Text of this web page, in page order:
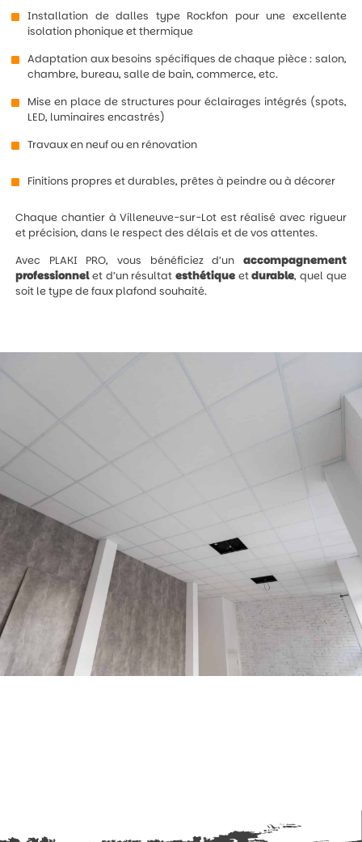
Installation de dalles type Rockfon pour une excellente
isolation phonique et thermique
Adaptation aux besoins spécifiques de chaque pièce : salon,
chambre, bureau, salle de bain, commerce, etc.
Mise en place de structures pour éclairages intégrés (spots,
LED, luminaires encastrés)
Travaux en neuf ou en rénovation
Finitions propres et durables, prêtes à peindre ou à décorer
Chaque chantier à Villeneuve-sur-Lot est réalisé avec rigueur
et précision, dans le respect des délais et de vos attentes.
Avec PLAKI PRO, vous bénéficiez d’un accompagnement
professionnelet d’un résultat esthétique etdurable, quel que
soit le type de faux plafond souhaité.